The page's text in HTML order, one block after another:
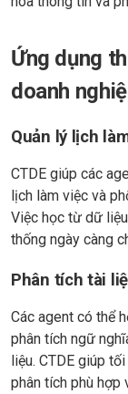
Ứng dụng
doanh
Quản lý lịch
CTDE giúp các
lịch làm việc và
Việc học từ dữ
thống ngày càng
Phân tích tài
Các agent có thể
phân tích ngữ
liệu. CTDE giúp
phân tích phù hợp